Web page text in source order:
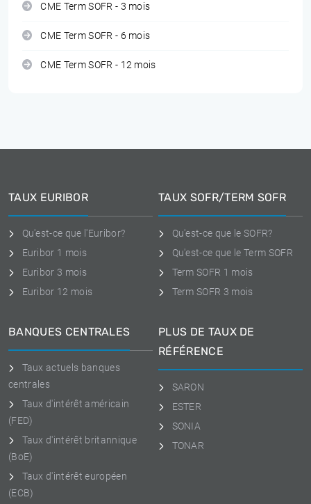
CME Term SOFR - 3 mois
CME Term SOFR - 6 mois
CME Term SOFR - 12 mois
TAUX EURIBOR
Qu'est-ce que l'Euribor?
Euribor 1 mois
Euribor 3 mois
Euribor 12 mois
TAUX SOFR/TERM SOFR
Qu'est-ce que le SOFR?
Qu'est-ce que le Term SOFR
Term SOFR 1 mois
Term SOFR 3 mois
BANQUES CENTRALES
Taux actuels banques
centrales
Taux d'intérêt américain
(FED)
Taux d'intérêt britannique
(BoE)
Taux d'intérêt européen
(ECB)
PLUS DE TAUX DE
RÉFÉRENCE
SARON
ESTER
SONIA
TONAR